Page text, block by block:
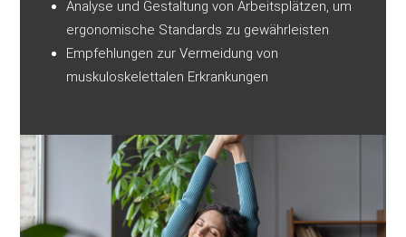
Analyse und Gestaltung von Arbeitsplätzen, um
ergonomische Standards zu gewährleisten
Empfehlungen zur Vermeidung von
muskuloskelettalen Erkrankungen